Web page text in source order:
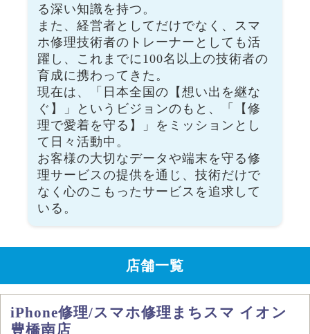
る深い知識を持つ。
また、経営者としてだけでなく、スマ
ホ修理技術者のトレーナーとしても活
躍し、これまでに100名以上の技術者の
育成に携わってきた。
現在は、「日本全国の【想い出を継な
ぐ】」というビジョンのもと、「【修
理で愛着を守る】」をミッションとし
て日々活動中。
お客様の大切なデータや端末を守る修
理サービスの提供を通じ、技術だけで
なく心のこもったサービスを追求して
いる。
店舗一覧
iPhone修理/スマホ修理まちスマ イオン
豊橋南店